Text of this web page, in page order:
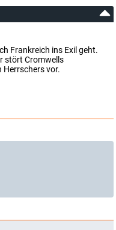
Frankreich ins Exil geht.
stört Cromwells
Herrschers vor.